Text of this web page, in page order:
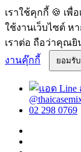
เราใช้คุกกี้ 🍪 เ
ใช้งานเว็บไซต์ ห
เราต่อ ถือว่าคุณ
งานคุ๊กกี้
ยอมรับ
02 298 0769